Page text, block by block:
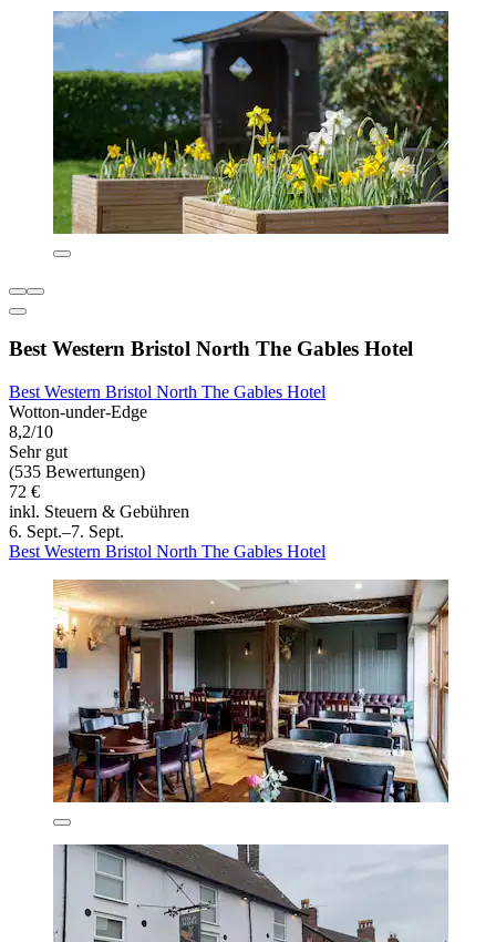
Best Western Bristol North The Gables Hotel
Best Western Bristol North The Gables Hotel
Wotton-under-Edge
8,2/10
Sehr gut
(535 Bewertungen)
72 €
inkl. Steuern & Gebühren
6. Sept.–7. Sept.
Best Western Bristol North The Gables Hotel